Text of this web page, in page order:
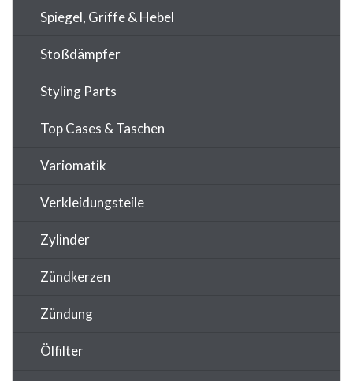
Spiegel, Griffe & Hebel
Stoßdämpfer
Styling Parts
Top Cases & Taschen
Variomatik
Verkleidungsteile
Zylinder
Zündkerzen
Zündung
Ölfilter